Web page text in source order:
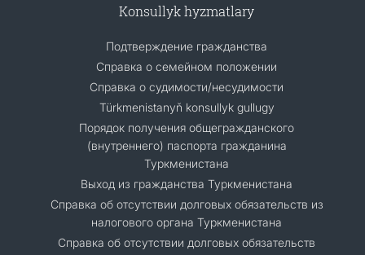
Konsullyk hyzmatlary
Подтверждение гражданства
Справка о семейном положении
Справка о судимости/несудимости
Türkmenistanyň konsullyk gullugy
Порядок получения общегражданского
(внутреннего) паспорта гражданина
Туркменистана
Выход из гражданства Туркменистана
Справка об отсутствии долговых обязательств из
налогового органа Туркменистана
Справка об отсутствии долговых обязательств